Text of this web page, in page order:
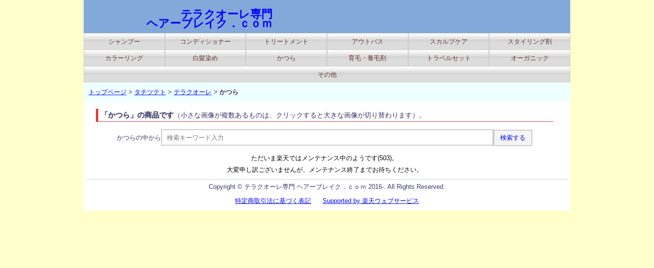
テラクオーレ専門
ヘアーブレイク．ｃｏｍ
「かつら」の商品です （小さな画像が複数あるものは、クリックすると大きな画像が切り替わります）。
かつらの中から
ただいま楽天ではメンテナンス中のようです(503)。
大変申し訳ございませんが、メンテナンス終了までお待ちください。
トップページ > タチツテト > テラクオーレ > かつら
シャンプー コンディショナー トリートメント アウトバス スカルプケア スタイリング剤
カラーリング 白髪染め かつら 育毛・養毛剤 トラベルセット オーガニック
その他
Copyright © テラクオーレ専門 ヘアーブレイク．ｃｏｍ 2016-. All Rights Reserved.
特定商取引法に基づく表記
Supported by 楽天ウェブサービス